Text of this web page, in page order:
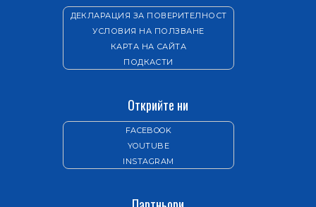
ДЕКЛАРАЦИЯ ЗА ПОВЕРИТЕЛНОСТ
УСЛОВИЯ НА ПОЛЗВАНЕ
КАРТА НА САЙТА
ПОДКАСТИ
Открийте ни
FACEBOOK
YOUTUBE
INSTAGRAM